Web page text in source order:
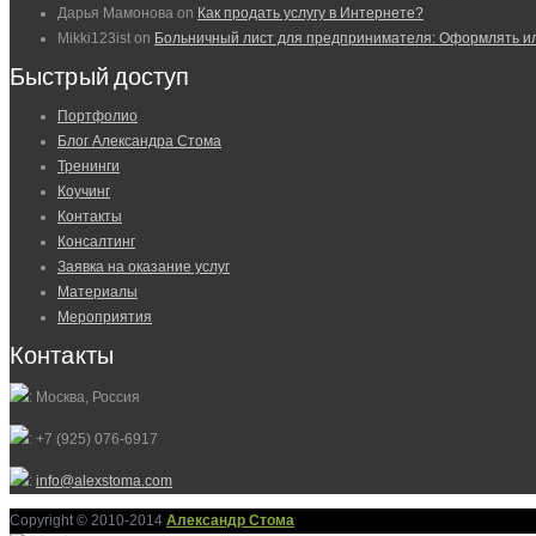
Дарья Мамонова on Как продать услугу в Интернете?
Mikki123ist on Больничный лист для предпринимателя: Оформлять
Быстрый доступ
Портфолио
Блог Александра Стома
Тренинги
Коучинг
Контакты
Консалтинг
Заявка на оказание услуг
Материалы
Мероприятия
Контакты
: Москва, Россия
: +7 (925) 076-6917
: info@alexstoma.com
Copyright © 2010-2014 Александр Стома